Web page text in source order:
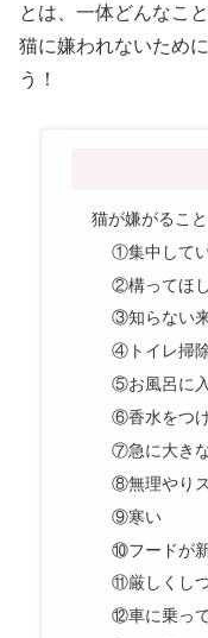
とは、一体どんなこ
猫に嫌われないため
う！
猫が嫌がるこ
①集中して
②構ってほ
③知らない
④トイレ掃
⑤お風呂に
⑥香水をつ
⑦急に大き
⑧無理やり
⑨寒い
⑩フードが
⑪厳しくし
⑫車に乗っ